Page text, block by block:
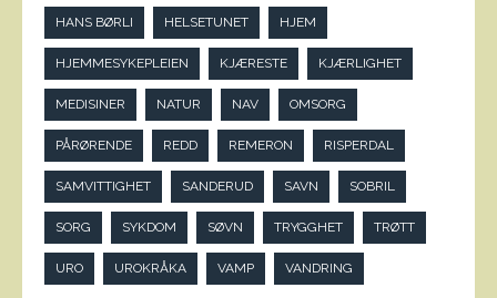
HANS BØRLI HELSETUNET HJEM
HJEMMESYKEPLEIEN KJÆRESTE KJÆRLIGHET
MEDISINER NATUR NAV OMSORG
PÅRØRENDE REDD REMERON RISPERDAL
SAMVITTIGHET SANDERUD SAVN SOBRIL
SORG SYKDOM SØVN TRYGGHET TRØTT
URO UROKRÅKA VAMP VANDRING